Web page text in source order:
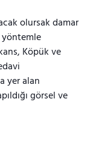
olursak damar
Köpük ve
yer alan
görsel ve